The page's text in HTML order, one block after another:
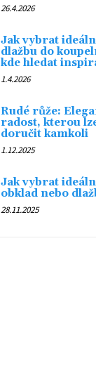
26.4.2026
Jak vybrat
dlažbu do
kde hledat
1.4.2026
Rudé růže:
radost, kterou
doručit kamkoli
1.12.2025
Jak vybrat
obklad nebo
28.11.2025